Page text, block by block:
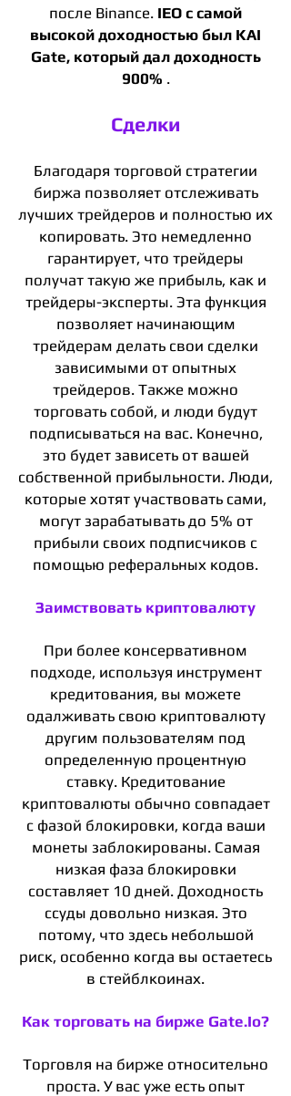
после Binance. IEO с самой
высокой доходностью был KAI
Gate, который дал доходность
900% .
Сделки
Благодаря торговой стратегии
биржа позволяет отслеживать
лучших трейдеров и полностью их
копировать. Это немедленно
гарантирует, что трейдеры
получат такую же прибыль, как и
трейдеры-эксперты. Эта функция
позволяет начинающим
трейдерам делать свои сделки
зависимыми от опытных
трейдеров. Также можно
торговать собой, и люди будут
подписываться на вас. Конечно,
это будет зависеть от вашей
собственной прибыльности. Люди,
которые хотят участвовать сами,
могут зарабатывать до 5% от
прибыли своих подписчиков с
помощью реферальных кодов.
Заимствовать криптовалюту
При более консервативном
подходе, используя инструмент
кредитования, вы можете
одалживать свою криптовалюту
другим пользователям под
определенную процентную
ставку. Кредитование
криптовалюты обычно совпадает
с фазой блокировки, когда ваши
монеты заблокированы. Самая
низкая фаза блокировки
составляет 10 дней. Доходность
ссуды довольно низкая. Это
потому, что здесь небольшой
риск, особенно когда вы остаетесь
в стейблкоинах.
Как торговать на бирже Gate.Io?
Торговля на бирже относительно
проста. У вас уже есть опыт